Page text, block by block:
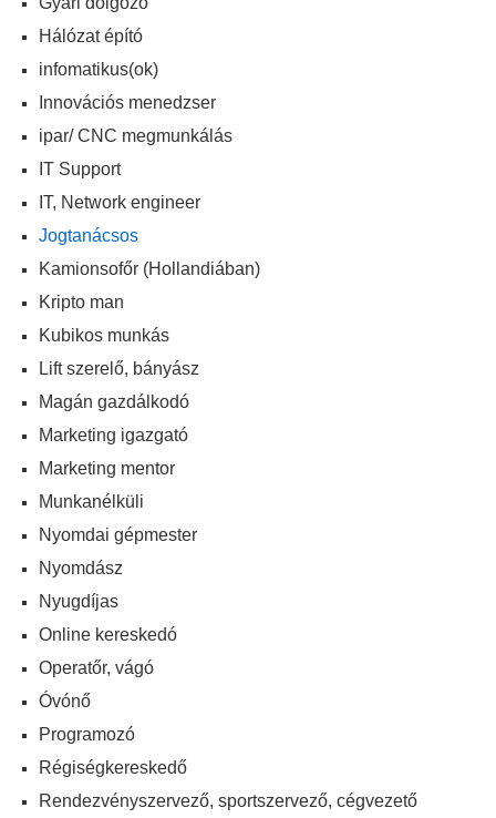
Hálózat épító
infomatikus(ok)
Innovációs menedzser
ipar/ CNC megmunkálás
IT Support
IT, Network engineer
Jogtanácsos
Kamionsofőr (Hollandiában)
Kripto man
Kubikos munkás
Lift szerelő, bányász
Magán gazdálkodó
Marketing igazgató
Marketing mentor
Munkanélküli
Nyomdai gépmester
Nyomdász
Nyugdíjas
Online kereskedó
Operatőr, vágó
Óvónő
Programozó
Régiségkereskedő
Rendezvényszervező, sportszervező, cégvezető